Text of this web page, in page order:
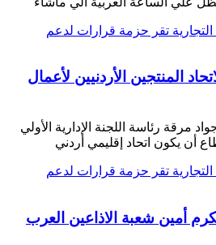
المنتجين الأردنيين لأعمال
مرقة رئاسة اللجنة الإدارية الأولي
أن يكون اتحاد إقليمي أردني
أمين شعبة الاذاعين العرب